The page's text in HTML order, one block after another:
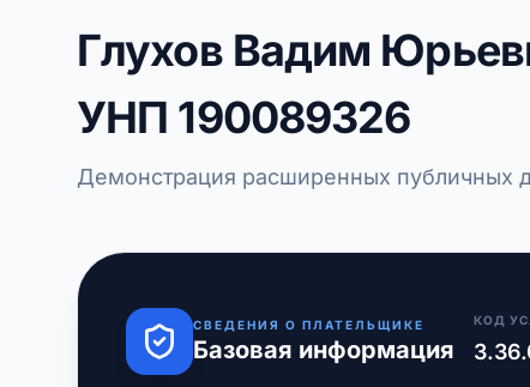
Глухов Вадим
УНП 190089326
Демонстрация расширенных публичных
СВЕДЕНИЯ О ПЛАТЕЛЬЩИКЕ
Базовая информация
КОД